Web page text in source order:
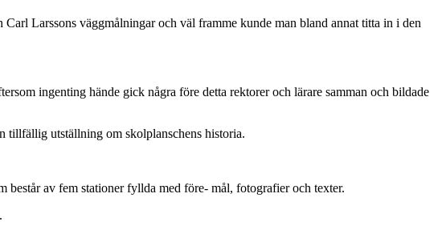
Larssons väggmålningar och väl framme kunde man bland annat titta in i den
ingenting hände gick några före detta rektorer och lärare samman och bildade
tillfällig utställning om skolplanschens historia.
består av fem stationer fyllda med före- mål, fotografier och texter.